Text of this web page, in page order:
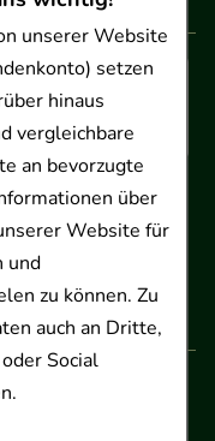
unserer Website
setzen
hinaus
vergleichbare
an bevorzugte
über
Website für
und
zu können. Zu
auch an Dritte,
Social